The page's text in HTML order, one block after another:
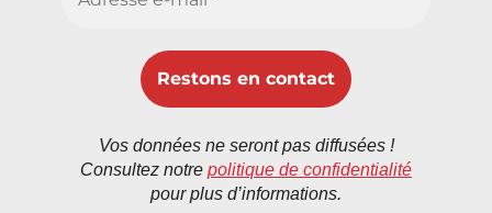
Vos données ne seront pas diffusées !
Consultez notre politique de confidentialité
pour plus d’informations.